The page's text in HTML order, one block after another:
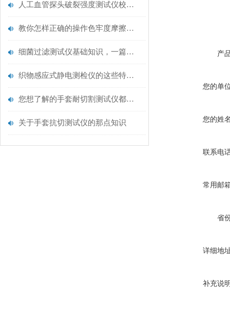
人工血管探头破裂强度测试仪校准规范：精准赋能医疗安全的技术基准
教你怎样正确的操作色牢度摩擦测试机
细菌过滤测试仪基础知识，一篇搞定
织物感应式静电测检仪的这些特点很少有人都知道
您想了解的手套耐切割测试仪都在这里了
关于手套抗切测试仪的那点知识
产
您的单
您的姓
联系电
常用邮
省
详细地
补充说